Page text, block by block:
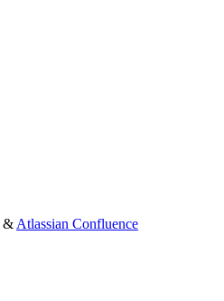
& Atlassian Confluence